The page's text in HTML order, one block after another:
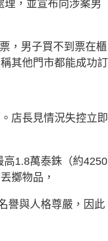
，並宣布向涉案男
，男子買不到票在櫃
其他門市都能成功訂
店長見情況失控立即
1.8萬泰銖（約4250
擲物品，
譽與人格尊嚴，因此